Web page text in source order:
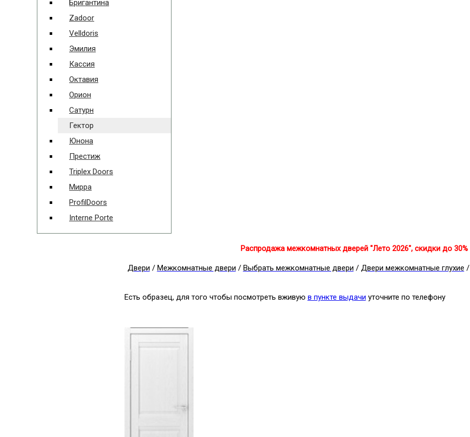
Бригантина
Zadoor
Velldoris
Эмилия
Кассия
Октавия
Орион
Сатурн
Гектор
Юнона
Престиж
Triplex Doors
Мирра
ProfilDoors
Interne Porte
Распродажа межкомнатных дверей "Лето 2026", скидки до 30%
Двери / Межкомнатные двери / Выбрать межкомнатные двери / Двери межкомнатные глухие /
Есть образец, для того чтобы посмотреть вживую в пункте выдачи уточните по телефону